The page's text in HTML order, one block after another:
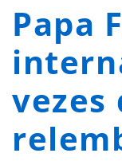
Papa
vezes